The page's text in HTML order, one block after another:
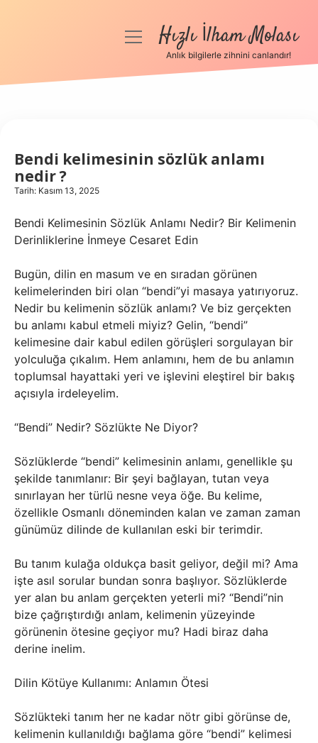
Anasayfa
Hakkımızda
menüyüHızlı İlham Molası
Anlık bilgilerle zihnini canlandır!
Bendi kelimesinin sözlük anlamı
nedir ?
Tarih: Kasım 13, 2025
Bendi Kelimesinin Sözlük Anlamı Nedir? Bir Kelimenin
Derinliklerine İnmeye Cesaret Edin
Bugün, dilin en masum ve en sıradan görünen
kelimelerinden biri olan “bendi”yi masaya yatırıyoruz.
Nedir bu kelimenin sözlük anlamı? Ve biz gerçekten
bu anlamı kabul etmeli miyiz? Gelin, “bendi”
kelimesine dair kabul edilen görüşleri sorgulayan bir
yolculuğa çıkalım. Hem anlamını, hem de bu anlamın
toplumsal hayattaki yeri ve işlevini eleştirel bir bakış
açısıyla irdeleyelim.
“Bendi” Nedir? Sözlükte Ne Diyor?
Sözlüklerde “bendi” kelimesinin anlamı, genellikle şu
şekilde tanımlanır: Bir şeyi bağlayan, tutan veya
sınırlayan her türlü nesne veya öğe. Bu kelime,
özellikle Osmanlı döneminden kalan ve zaman zaman
günümüz dilinde de kullanılan eski bir terimdir.
Bu tanım kulağa oldukça basit geliyor, değil mi? Ama
işte asıl sorular bundan sonra başlıyor. Sözlüklerde
yer alan bu anlam gerçekten yeterli mi? “Bendi”nin
bize çağrıştırdığı anlam, kelimenin yüzeyinde
görünenin ötesine geçiyor mu? Hadi biraz daha
derine inelim.
Dilin Kötüye Kullanımı: Anlamın Ötesi
Sözlükteki tanım her ne kadar nötr gibi görünse de,
kelimenin kullanıldığı bağlama göre “bendi” kelimesi